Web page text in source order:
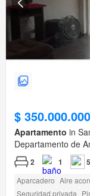
$ 350.000.000
Apartamento in
Departamento de
2 1
Aparcadero Aire
Seguridad privada